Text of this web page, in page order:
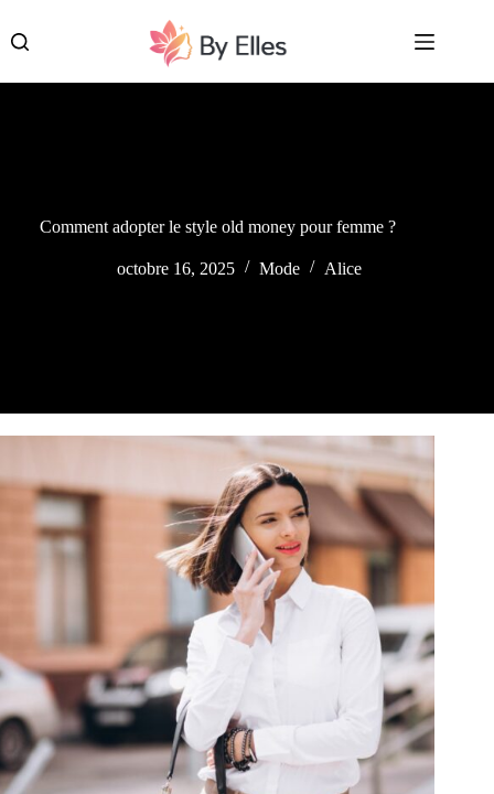
contenu
Comment adopter le style old money pour femme ?
octobre 16, 2025 Mode Alice